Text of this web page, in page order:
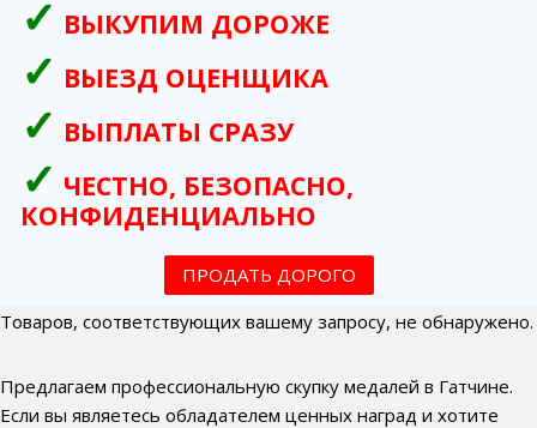
ВЫКУПИМ ДОРОЖЕ
ВЫЕЗД ОЦЕНЩИКА
ВЫПЛАТЫ СРАЗУ
ЧЕСТНО, БЕЗОПАСНО,
КОНФИДЕНЦИАЛЬНО
ПРОДАТЬ ДОРОГО
Товаров, соответствующих вашему запросу, не обнаружено.
Предлагаем профессиональную скупку медалей в Гатчине.
Если вы являетесь обладателем ценных наград и хотите